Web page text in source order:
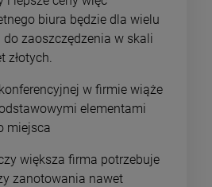
biura będzie dla wielu
zaoszczędzenia w skali
złotych.
w firmie wiąże
elementami
miejsca
większa firma potrzebuje
zanotowania nawet